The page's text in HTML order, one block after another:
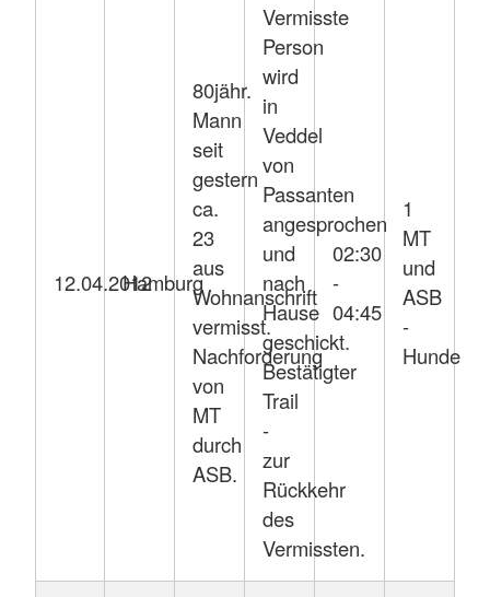
12.04.2012Hamburg
80jähr.
Mann
seit
gestern
ca.
23
aus
Wohnanschrift
vermisst.
Nachforderung
von
MT
durch
ASB.
Vermisste
Person
wird
in
Veddel
von
Passanten
angesprochen
und
nach
Hause
geschickt.
Bestätigter
Trail
-
zur
Rückkehr
des
Vermissten.
02:30
-
04:45
1
MT
und
ASB
-
Hunde